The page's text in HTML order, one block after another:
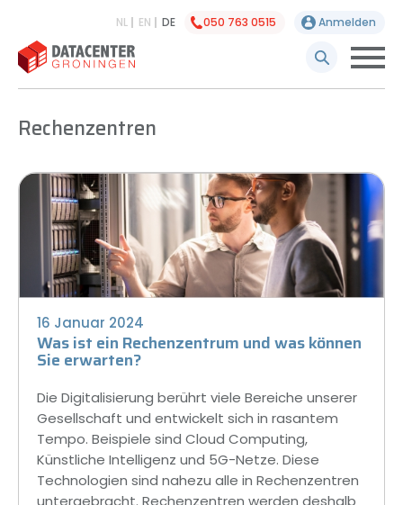
NL EN DE 050 763 0515 Anmelden
Rechenzentren
16 Januar 2024
Was ist ein Rechenzentrum und was können
Sie erwarten?
Die Digitalisierung berührt viele Bereiche unserer
Gesellschaft und entwickelt sich in rasantem
Tempo. Beispiele sind Cloud Computing,
Künstliche Intelligenz und 5G-Netze. Diese
Technologien sind nahezu alle in Rechenzentren